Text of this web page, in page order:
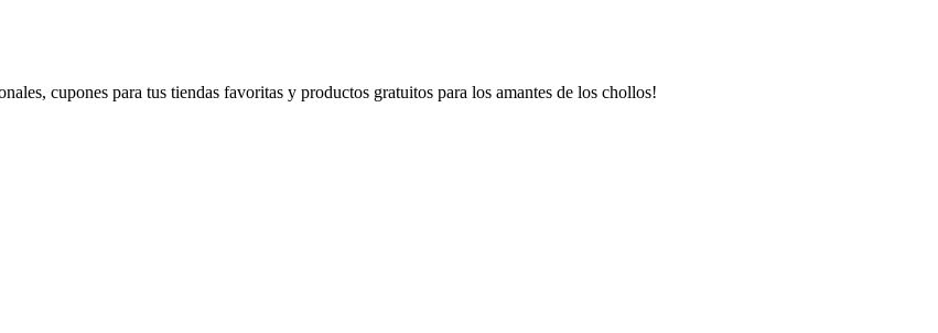
cupones para tus tiendas favoritas y productos gratuitos para los amantes de los chollos!